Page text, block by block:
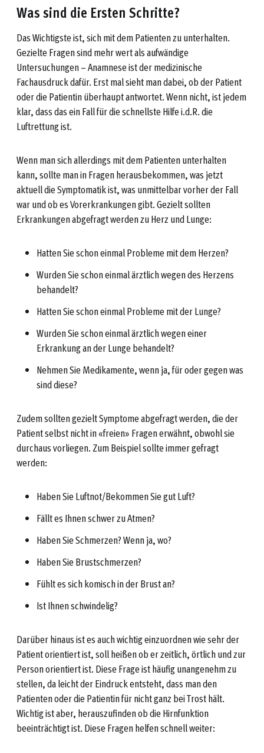
Was sind die Ersten Schritte?
Das Wichtigste ist, sich mit dem Patienten zu unterhalten.
Gezielte Fragen sind mehr wert als aufwändige
Untersuchungen – Anamnese ist der medizinische
Fachausdruck dafür. Erst mal sieht man dabei, ob der Patient
oder die Patientin überhaupt antwortet. Wenn nicht, ist jedem
klar, dass das ein Fall für die schnellste Hilfe i.d.R. die
Luftrettung ist.
Wenn man sich allerdings mit dem Patienten unterhalten
kann, sollte man in Fragen herausbekommen, was jetzt
aktuell die Symptomatik ist, was unmittelbar vorher der Fall
war und ob es Vorerkrankungen gibt. Gezielt sollten
Erkrankungen abgefragt werden zu Herz und Lunge:
Hatten Sie schon einmal Probleme mit dem Herzen?
Wurden Sie schon einmal ärztlich wegen des Herzens
behandelt?
Hatten Sie schon einmal Probleme mit der Lunge?
Wurden Sie schon einmal ärztlich wegen einer
Erkrankung an der Lunge behandelt?
Nehmen Sie Medikamente, wenn ja, für oder gegen was
sind diese?
Zudem sollten gezielt Symptome abgefragt werden, die der
Patient selbst nicht in «freien» Fragen erwähnt, obwohl sie
durchaus vorliegen. Zum Beispiel sollte immer gefragt
werden:
Haben Sie Luftnot/Bekommen Sie gut Luft?
Fällt es Ihnen schwer zu Atmen?
Haben Sie Schmerzen? Wenn ja, wo?
Haben Sie Brustschmerzen?
Fühlt es sich komisch in der Brust an?
Ist Ihnen schwindelig?
Darüber hinaus ist es auch wichtig einzuordnen wie sehr der
Patient orientiert ist, soll heißen ob er zeitlich, örtlich und zur
Person orientiert ist. Diese Frage ist häufig unangenehm zu
stellen, da leicht der Eindruck entsteht, dass man den
Patienten oder die Patientin für nicht ganz bei Trost hält.
Wichtig ist aber, herauszufinden ob die Hirnfunktion
beeinträchtigt ist. Diese Fragen helfen schnell weiter: